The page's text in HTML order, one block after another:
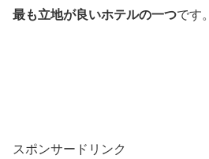
最も立地が良いホテルの一つです。
スポンサードリンク